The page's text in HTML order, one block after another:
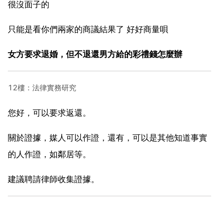
很沒面子的
只能是看你們兩家的商議結果了 好好商量唄
女方要求退婚，但不退還男方給的彩禮錢怎麼辦
12樓：法律實務研究
您好，可以要求返還。
關於證據，媒人可以作證，還有，可以是其他知道事實
的人作證，如鄰居等。
建議聘請律師收集證據。